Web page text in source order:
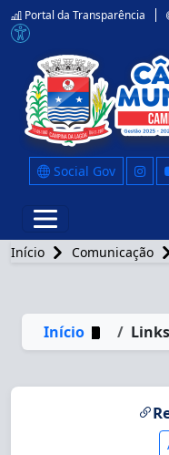
Portal da Transparência
Social Gov
Início Comunicação
Início